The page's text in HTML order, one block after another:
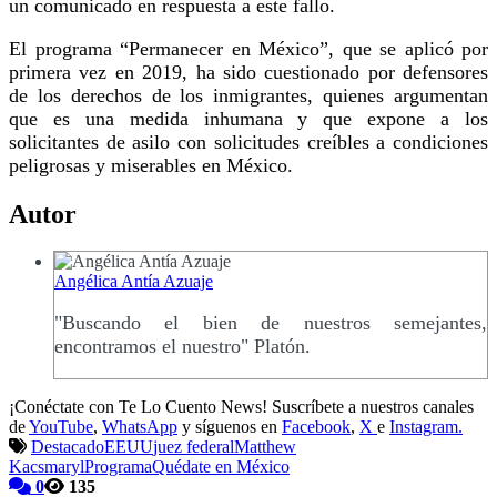
un comunicado en respuesta a este fallo.
El programa “Permanecer en México”, que se aplicó por
primera vez en 2019, ha sido cuestionado por defensores
de los derechos de los inmigrantes, quienes argumentan
que es una medida inhumana y que expone a los
solicitantes de asilo con solicitudes creíbles a condiciones
peligrosas y miserables en México.
Autor
Angélica Antía Azuaje
"Buscando el bien de nuestros semejantes,
encontramos el nuestro" Platón.
¡Conéctate con Te Lo Cuento News! Suscríbete a nuestros canales
deYouTube, WhatsApp y síguenos en Facebook, X e Instagram.
DestacadoEEUUjuez federalMatthew
KacsmarylProgramaQuédate en México
0
135